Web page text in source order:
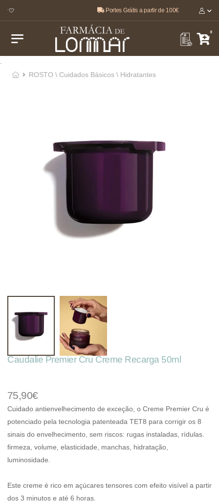
🤍 Portes Grátis a partir de 100€
0
ROSTO \ Cuidados Básicos \ Hidratantes
Caudalie Premier Cru Creme Recarga 50ml
75,90€
Cuidado antienvelhecimento de exceção, o Creme Premier Cru é
potenciado pela tecnologia patenteada TET8 para corrigir os 8
sinais do envelhecimento, sem riscos: rugas instaladas, rídulas.
firmeza, volume, elasticidade, manchas, hidratação,
luminosidade.
Este creme é rico em açúcares tensores com efeito visível a partir
dos 3 minutos e até 6 horas.